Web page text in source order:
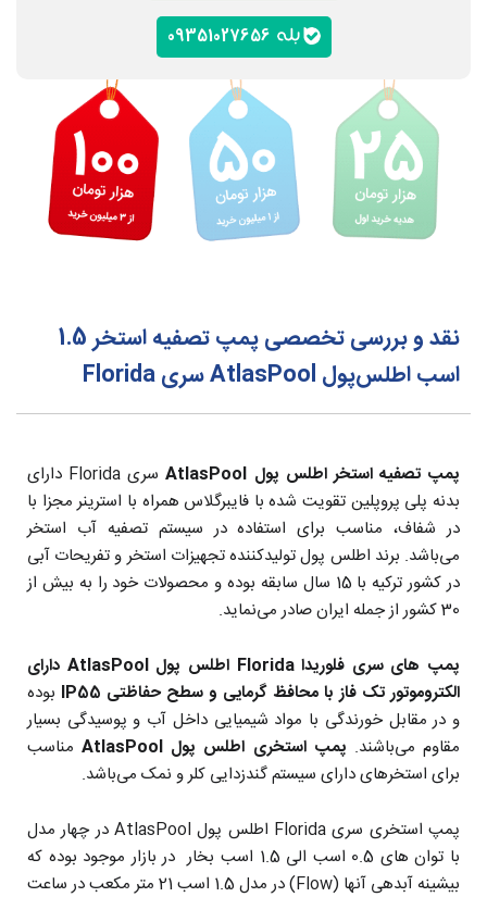
نقد و بررسی تخصصی پمپ تصفیه استخر 1.5
اسب اطلس‌پول AtlasPool سری Florida
پمپ تصفیه استخر اطلس پول AtlasPool
سری Florida دارای
بدنه پلی پروپلین تقویت شده با فایبرگلاس همراه با استرینر مجزا با
در شفاف، مناسب برای استفاده در سیستم تصفیه آب استخر
می‌باشد. برند اطلس پول تولیدکننده تجهیزات استخر و تفریحات آبی
در کشور ترکیه با 15 سال سابقه بوده و محصولات خود را به بیش از
30 کشور از جمله ایران صادر می‌نماید.
پمپ های سری فلوریدا Florida اطلس پول AtlasPool
دارای
الکتروموتور تک فاز با محافظ گرمایی و سطح حفاظتی IP55
بوده
و در مقابل خورندگی با مواد شیمیایی داخل آب و پوسیدگی بسیار
مقاوم می‌باشند. پمپ استخری اطلس پول AtlasPool
مناسب
برای استخرهای دارای سیستم گندزدایی کلر و نمک می‌باشد.
پمپ استخری سری Florida اطلس پول AtlasPool در چهار مدل
با توان های 0.5 اسب الی 1.5 اسب بخار در بازار موجود بوده که
بیشینه آبدهی آنها (Flow) در مدل 1.5 اسب 21 متر مکعب در ساعت